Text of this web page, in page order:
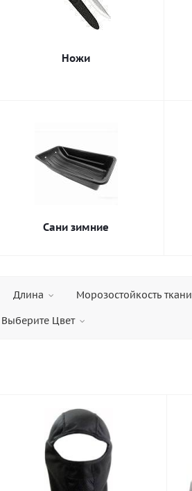
Ножи
Сани зимние
Длина Морозостойкость ткани
Выберите Цвет